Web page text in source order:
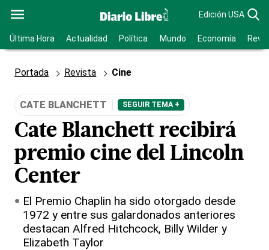
Edición USA
Última Hora Actualidad Política Mundo Economía
Portada Revista Cine
CATE BLANCHETT SEGUIR TEMA +
Cate Blanchett recibirá
premio cine del Lincoln
Center
El Premio Chaplin ha sido otorgado desde
1972 y entre sus galardonados anteriores
destacan Alfred Hitchcock, Billy Wilder y
Elizabeth Taylor